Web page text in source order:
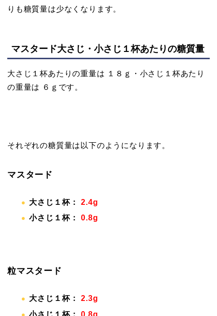
りも糖質量は少なくなります。
マスタード大さじ・小さじ１杯あたりの糖質量
大さじ１杯あたりの重量は １８ｇ・小さじ１杯あたり
の重量は ６ｇです。
それぞれの糖質量は以下のようになります。
マスタード
大さじ１杯：
2.4g
小さじ１杯：
0.8g
粒マスタード
大さじ１杯：
2.3g
小さじ１杯：
0.8g